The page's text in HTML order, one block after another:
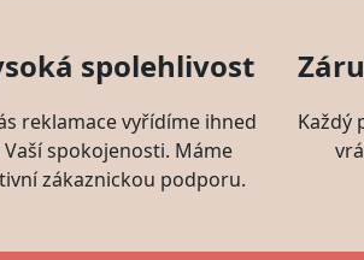
spolehlivost
reklamace vyřídíme ihned
Vaší spokojenosti. Máme
zákaznickou podporu.
Každý